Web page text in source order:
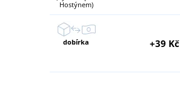
Hostýnem)
dobírka +39 Kč